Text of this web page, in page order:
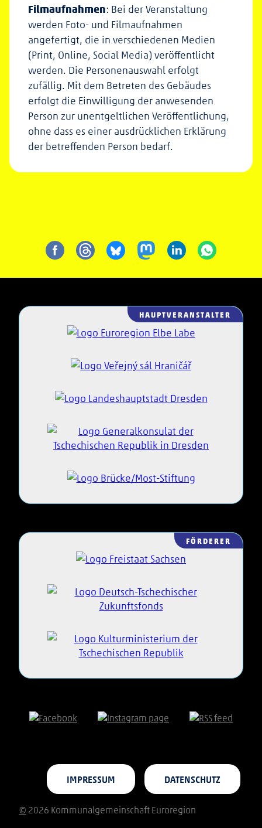
Filmaufnahmen: Bei der Veranstaltung
werden Foto- und Filmaufnahmen
angefertigt, die in verschiedenen Medien
(Print, Online, Social Media) veröffentlicht
werden. Die Personenauswahl erfolgt
zufällig. Mit dem Betreten des Gebäudes
erfolgt die Einwilligung der anwesenden
Person zur unentgeltlichen Veröffentlichung,
ohne dass es einer ausdrücklichen Erklärung
der betreffenden Person bedarf.
IMPRESSUM DATENSCHUTZ
© 2026 Kommunalgemeinschaft Euroregion